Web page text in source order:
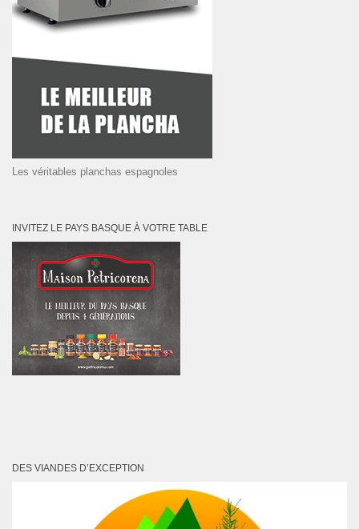
Les véritables planchas espagnoles
INVITEZ LE PAYS BASQUE À VOTRE TABLE
DES VIANDES D’EXCEPTION